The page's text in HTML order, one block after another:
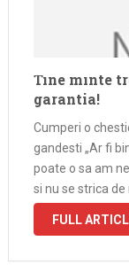
Tine minte
garantia!
Cumperi o
gandesti „Ar fi
poate o sa am
si nu se strica
electronica,
FULL